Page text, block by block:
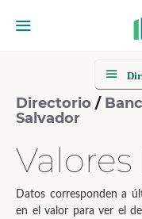
Directorio /
Salvador
Datos corresponden a
en el valor para ver el